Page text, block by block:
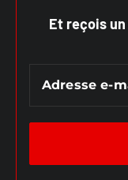
Et reçois